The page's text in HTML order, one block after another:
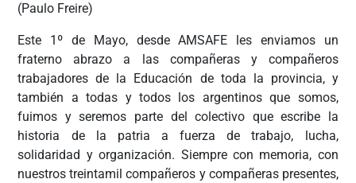
(Paulo Freire)
Este 1º de Mayo, desde AMSAFE les enviamos un
fraterno abrazo a las compañeras y compañeros
trabajadores de la Educación de toda la provincia, y
también a todas y todos los argentinos que somos,
fuimos y seremos parte del colectivo que escribe la
historia de la patria a fuerza de trabajo, lucha,
solidaridad y organización. Siempre con memoria, con
nuestros treintamil compañeros y compañeras presentes,